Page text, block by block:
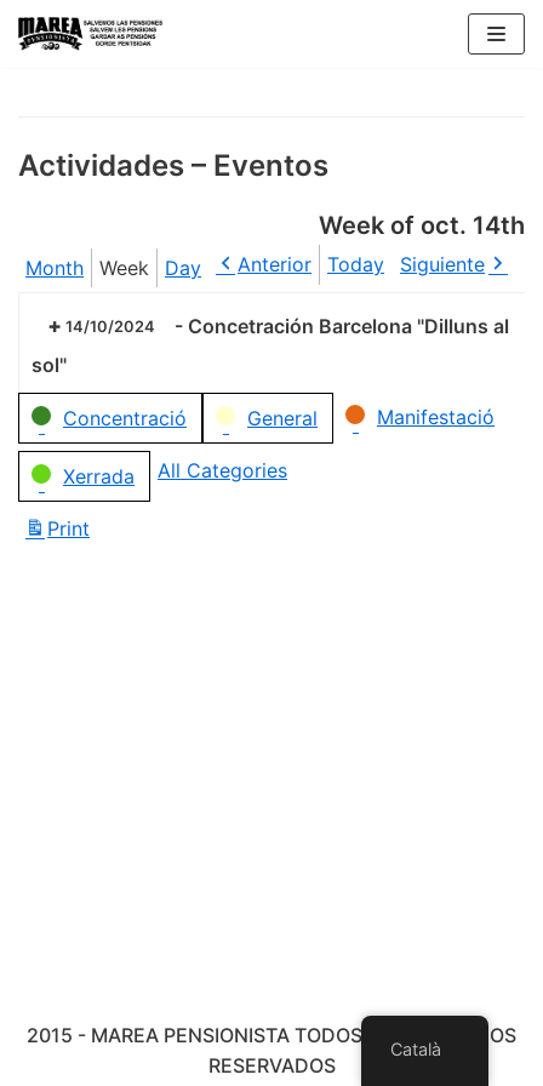
Skip
Actividades – Eventos
Week of oct. 14th
Month Week Day Anterior Today Siguiente
14/10/2024 - Concetración Barcelona "Dilluns al
sol"
Categories
Concentració General Manifestació
Xerrada All Categories
Print
2015 - MAREA PENSIONISTA TODOS LOS DERECHOS
RESERVADOS
Català